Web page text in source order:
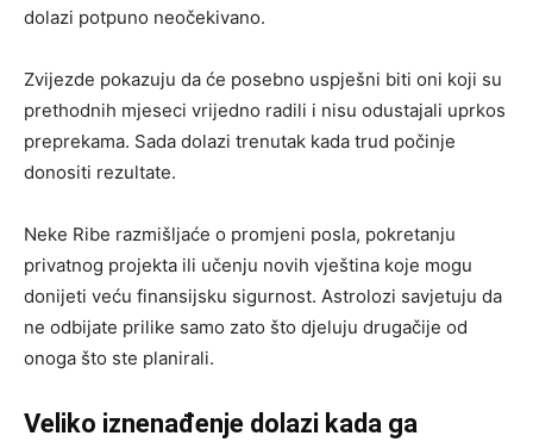
dolazi potpuno neočekivano.
Zvijezde pokazuju da će posebno uspješni biti oni koji su
prethodnih mjeseci vrijedno radili i nisu odustajali uprkos
preprekama. Sada dolazi trenutak kada trud počinje
donositi rezultate.
Neke Ribe razmišljaće o promjeni posla, pokretanju
privatnog projekta ili učenju novih vještina koje mogu
donijeti veću finansijsku sigurnost. Astrolozi savjetuju da
ne odbijate prilike samo zato što djeluju drugačije od
onoga što ste planirali.
Veliko iznenađenje dolazi kada ga